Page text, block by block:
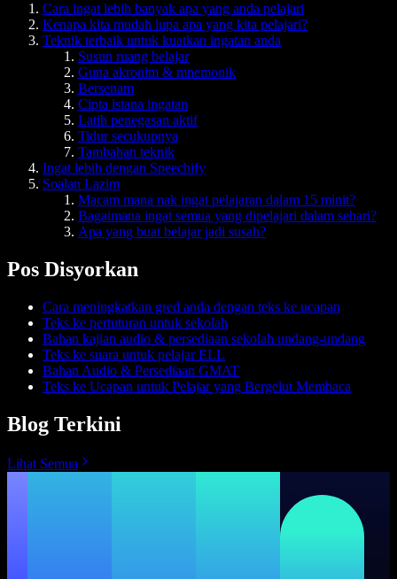
Cara ingat lebih banyak apa yang anda pelajari
Kenapa kita mudah lupa apa yang kita pelajari?
Teknik terbaik untuk kuatkan ingatan anda
Susun ruang belajar
Guna akronim & mnemonik
Bersenam
Cipta istana ingatan
Latih penegasan aktif
Tidur secukupnya
Tambahan teknik
Ingat lebih dengan Speechify
Soalan Lazim
Macam mana nak ingat pelajaran dalam 15 minit?
Bagaimana ingat semua yang dipelajari dalam sehari?
Apa yang buat belajar jadi susah?
Pos Disyorkan
Cara meningkatkan gred anda dengan teks ke ucapan
Teks ke pertuturan untuk sekolah
Bahan kajian audio & persediaan sekolah undang-undang
Teks ke suara untuk pelajar ELL
Bahan Audio & Persediaan GMAT
Teks ke Ucapan untuk Pelajar yang Bergelut Membaca
Blog Terkini
Lihat Semua